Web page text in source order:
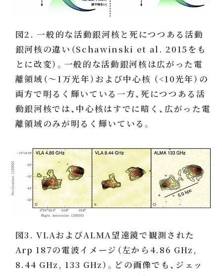
図2. 一般的な活動銀河核と死につつある活動
銀河核の違い（Schawinski et al. 2015をも
とに改変）。一般的な活動銀河核は広がった電
離領域（〜1万光年）および中心核 （<10光年）の
両方で明るく輝いている一方、死につつある活
動銀河核では、中心核はすでに暗く、広がった電
離領域のみが明るく輝いている。
図3. VLAおよびALMA望遠鏡で観測された
Arp 187の電波イメージ（左から4.86 GHz,
8.44 GHz, 133 GHz）。どの画像でも、ジェッ